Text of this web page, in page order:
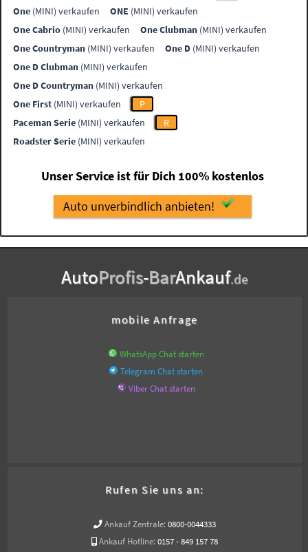
One (MINI) verkaufen ONE (MINI) verkaufen
One Cabrio (MINI) verkaufen One Clubman (MINI) verkaufen
One Countryman (MINI) verkaufen One D (MINI) verkaufen
One D Clubman (MINI) verkaufen
One D Countryman (MINI) verkaufen
One First (MINI) verkaufen
P
Paceman Serie (MINI) verkaufen
R
Roadster Serie (MINI) verkaufen
Unser Service ist für Dich 100% kostenlos
Auto unverbindlich anbieten!
AutoProfis-BarAnkauf.de
mobile Anfrage
WhatsApp Chat starten
Telegram Chat starten
Viber Chat starten
Rufen Sie uns an:
Ankauf Zentrale: 0800-0044333
Ankauf Hotline: 0157 - 849 157 78